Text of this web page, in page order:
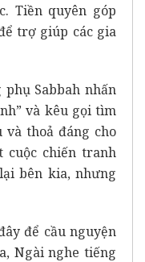
Tiền quyên góp
trợ giúp các gia
Sabbah nhấn
và kêu gọi tìm
và thoả đáng cho
cuộc chiến tranh
bên kia, nhưng
để cầu nguyện
Ngài nghe tiếng